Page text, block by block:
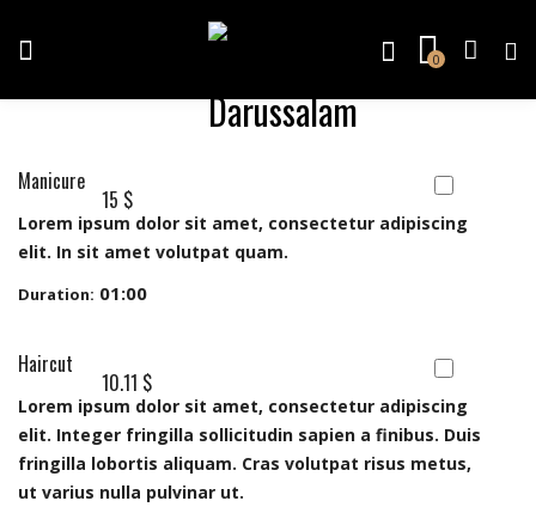
0
Manicure
15 $
Lorem ipsum dolor sit amet, consectetur adipiscing
elit. In sit amet volutpat quam.
Duration: 01:00
Haircut
10.11 $
Lorem ipsum dolor sit amet, consectetur adipiscing
elit. Integer fringilla sollicitudin sapien a finibus. Duis
fringilla lobortis aliquam. Cras volutpat risus metus,
ut varius nulla pulvinar ut.